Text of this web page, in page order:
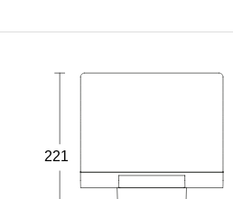
221